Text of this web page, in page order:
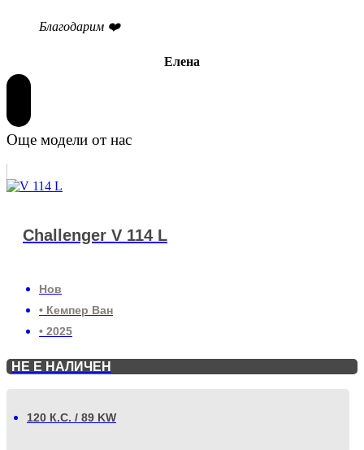
Благодарим ❤️
Елена
Още модели от нас
Challenger V 114 L
Нов
• Кемпер Ван
• 2025
НЕ Е НАЛИЧЕН
120 К.С. / 89 KW